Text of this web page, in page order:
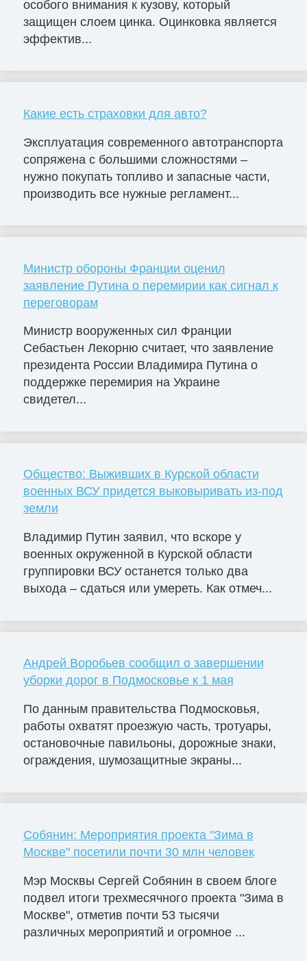
особого внимания к кузову, который
защищен слоем цинка. Оцинковка является
эффектив...
Какие есть страховки для авто?
Эксплуатация современного автотранспорта
сопряжена с большими сложностями –
нужно покупать топливо и запасные части,
производить все нужные регламент...
Министр обороны Франции оценил
заявление Путина о перемирии как сигнал к
переговорам
Министр вооруженных сил Франции
Себастьен Лекорню считает, что заявление
президента России Владимира Путина о
поддержке перемирия на Украине
свидетел...
Общество: Выживших в Курской области
военных ВСУ придется выковыривать из-под
земли
Владимир Путин заявил, что вскоре у
военных окруженной в Курской области
группировки ВСУ останется только два
выхода – сдаться или умереть. Как отмеч...
Андрей Воробьев сообщил о завершении
уборки дорог в Подмосковье к 1 мая
По данным правительства Подмосковья,
работы охватят проезжую часть, тротуары,
остановочные павильоны, дорожные знаки,
ограждения, шумозащитные экраны...
Собянин: Мероприятия проекта "Зима в
Москве" посетили почти 30 млн человек
Мэр Москвы Сергей Собянин в своем блоге
подвел итоги трехмесячного проекта "Зима в
Москве", отметив почти 53 тысячи
различных мероприятий и огромное ...